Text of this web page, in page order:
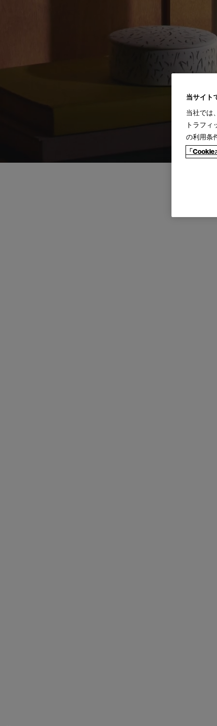
当サイト
当社では
トラフィ
の利用条
「